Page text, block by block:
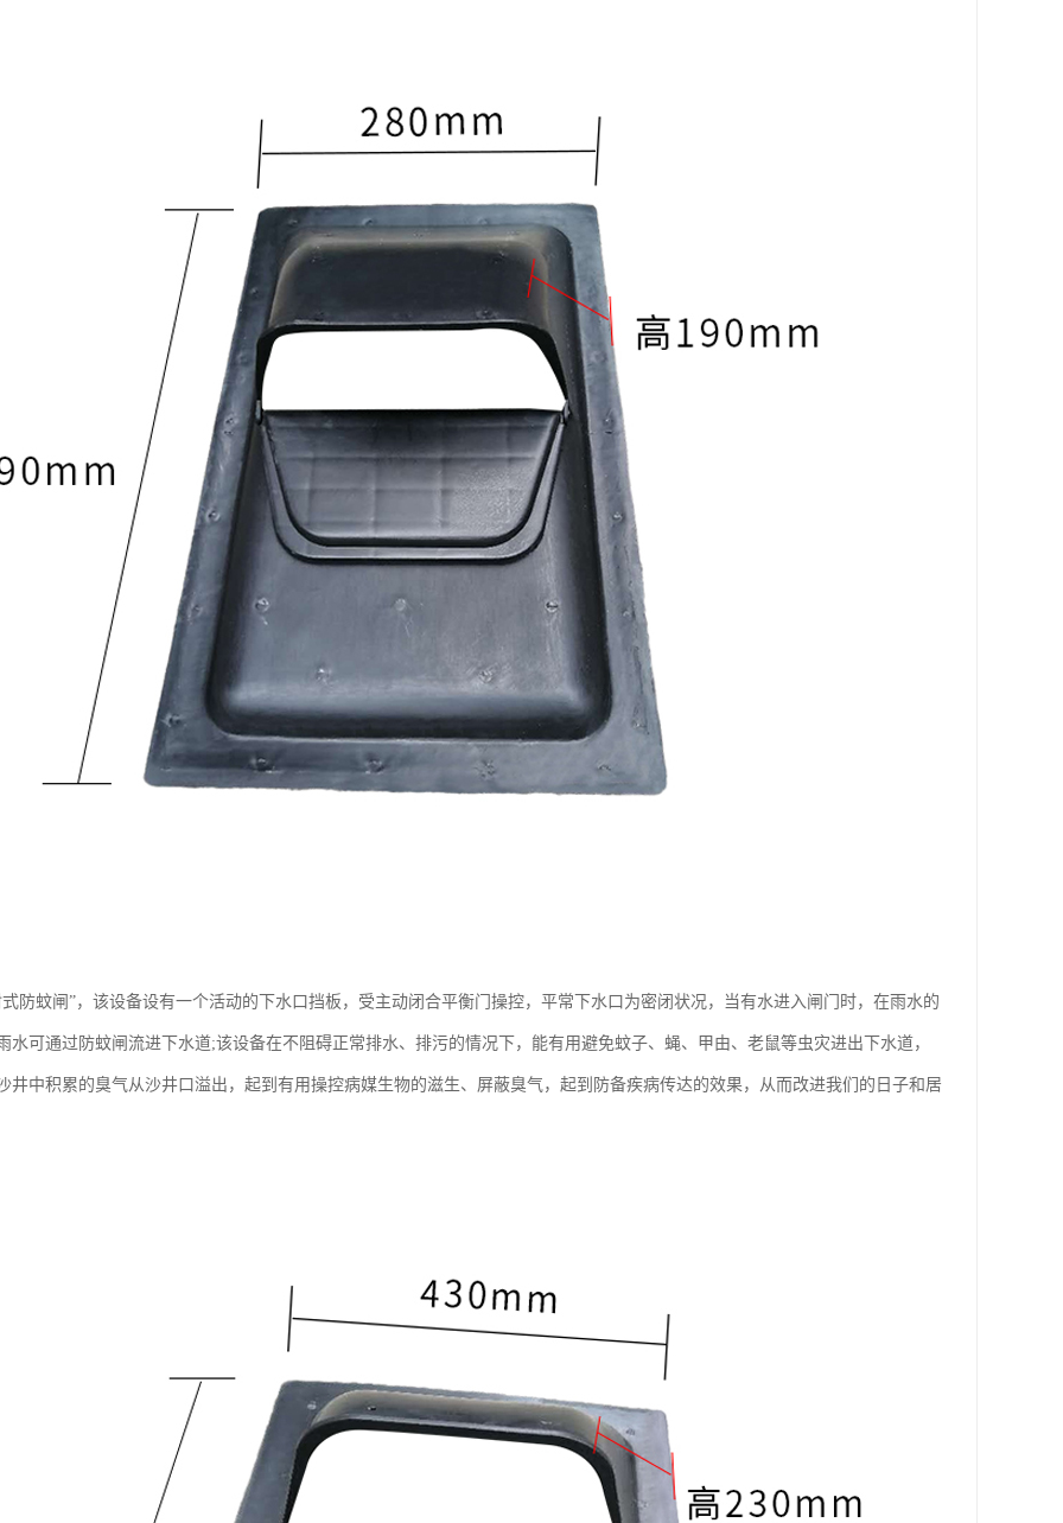
防蚊闸”，该设备设有一个活动的下水口挡板，受主动闭合平衡门操控，平常下水口为密闭状况，当有水进入闸门时，在雨水的
水可通过防蚊闸流进下水道;该设备在不阻碍正常排水、排污的情况下，能有用避免蚊子、蝇、甲由、老鼠等虫灾进出下水道，
井中积累的臭气从沙井口溢出，起到有用操控病媒生物的滋生、屏蔽臭气，起到防备疾病传达的效果，从而改进我们的日子和居